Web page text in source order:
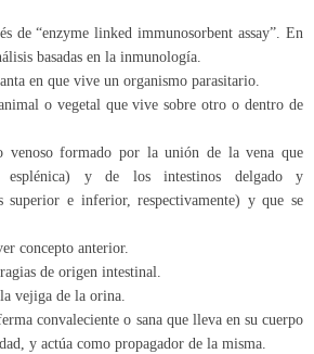
de “enzyme linked immunosorbent assay”. En
basadas en la inmunología.
en que vive un organismo parasitario.
o vegetal que vive sobre otro o dentro de
venoso formado por la unión de la vena que
esplénica) y de los intestinos delgado y
superior e inferior, respectivamente) y que se
concepto anterior.
de origen intestinal.
vejiga de la orina.
convaleciente o sana que lleva en su cuerpo
y actúa como propagador de la misma.